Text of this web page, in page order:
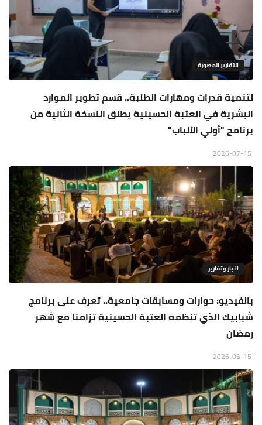
التقارير المصورة
لتنمية قدرات ومهارات الطلبة.. قسم تطوير الموارد
البشرية في العتبة الحسينية يطلق النسخة الثانية من
برنامج "أولي الألباب"
اخبار وتقارير
بالفيديو: حوارات ومسابقات جامعية.. تعرف على برنامج
شبابيك الذي تنظمه العتبة الحسينية تزامنا مع شهر
رمضان